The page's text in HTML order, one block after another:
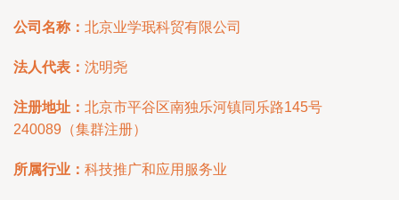
公司名称： 北京业学珉科贸有限公司
法人代表： 沈明尧
注册地址： 北京市平谷区南独乐河镇同乐路145号
240089（集群注册）
所属行业： 科技推广和应用服务业